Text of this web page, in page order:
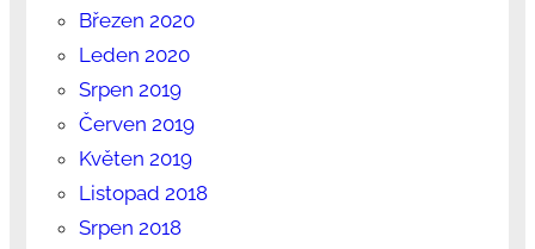
Březen 2020
Leden 2020
Srpen 2019
Červen 2019
Květen 2019
Listopad 2018
Srpen 2018